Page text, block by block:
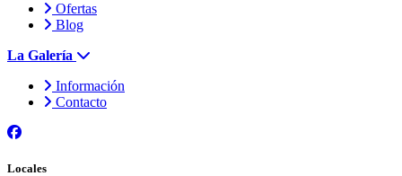
Ofertas
Blog
La Galería
Información
Contacto
Locales